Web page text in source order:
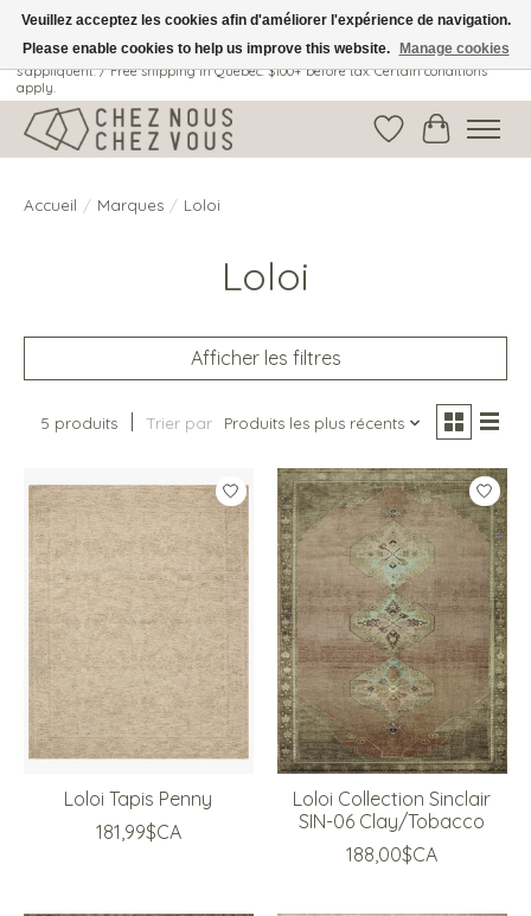
Livraison gratuite au Québec: 100$ + avant taxes. Certaines conditions
s'appliquent. / Free shipping in Quebec: $100+ before tax. Certain conditions
apply.
Liste dePanier
Accueil / Marques / Loloi
Loloi
Afficher les filtres
5 produits Trier par Produits les plus récents
Loloi Tapis Penny
181,99$CA
Loloi Collection Sinclair
SIN-06 Clay/Tobacco
188,00$CA
Veuillez acceptez les cookies afin d'améliorer l'expérience de navigation.
Please enable cookies to help us improve this website.
Manage cookies